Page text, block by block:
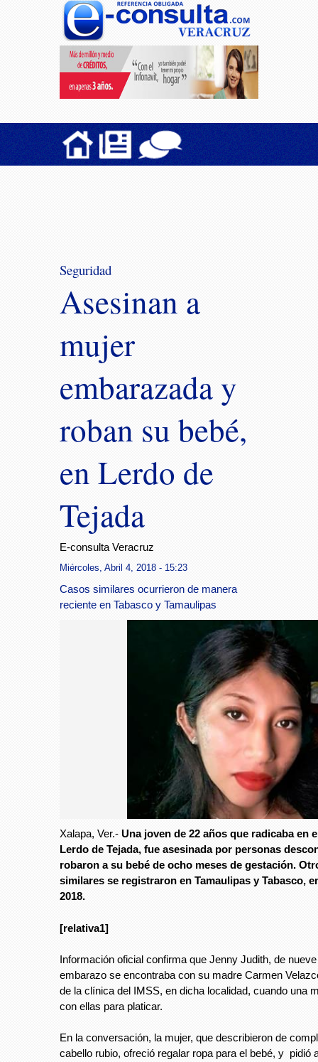
Seguridad
Asesinan a
mujer
embarazada y
roban su bebé,
en Lerdo de
Tejada
E-consulta Veracruz
Miércoles, Abril 4, 2018 - 15:23
Casos similares ocurrieron de manera
reciente en Tabasco y Tamaulipas
Xalapa, Ver.- Una joven de 22 años que radicaba en
Lerdo de Tejada, fue asesinada por personas
robaron a su bebé de ocho meses de gestación.
similares se registraron en Tamaulipas y Tabasco,
2018.
[relativa1]
Información oficial confirma que Jenny Judith, de
embarazo se encontraba con su madre Carmen
de la clínica del IMSS, en dicha localidad, cuando una
con ellas para platicar.
En la conversación, la mujer, que describieron de
cabello rubio, ofreció regalar ropa para el bebé, y pidió